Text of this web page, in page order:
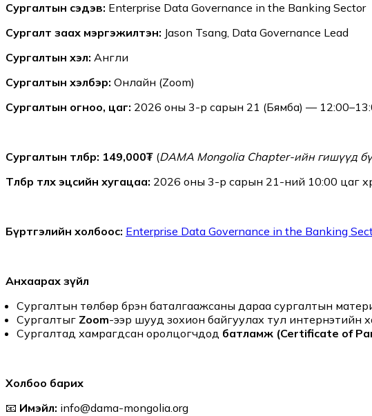
Сургалтын сэдэв: Enterprise Data Governance in the Banking Sector
Сургалт заах мэргэжилтэн: Jason Tsang, Data Governance Lead
Сургалтын хэл: Англи
Сургалтын хэлбэр: Онлайн (Zoom)
Сургалтын огноо, цаг: 2026 оны 3-р сарын 21 (Бямба) —
Сургалтын төлбөр: 149,000₮ (DAMA Mongolia Chapter-ийн гишүүд
Төлбөр төлөх эцсийн хугацаа: 2026 оны 3-р сарын 21-ний 10:00 цаг
Бүртгэлийн холбоос: Enterprise Data Governance in the Banking
Анхаарах зүйл
Сургалтын төлбөр бүрэн баталгаажсаны дараа сургалтын
Сургалтыг Zoom-ээр шууд зохион байгуулах тул интернэтийн
Сургалтад хамрагдсан оролцогчдод батламж (Certificate of
Холбоо барих
📧 Имэйл: info@dama-mongolia.org